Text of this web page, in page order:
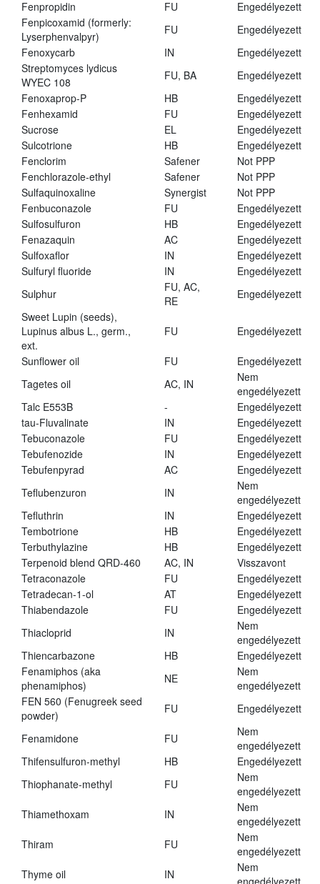
Fenpropidin
FU
Engedélyezett
Fenpicoxamid (formerly:
Lyserphenvalpyr)
FU
Engedélyezett
Fenoxycarb
IN
Engedélyezett
Streptomyces lydicus
WYEC 108
FU, BA
Engedélyezett
Fenoxaprop-P
HB
Engedélyezett
Fenhexamid
FU
Engedélyezett
Sucrose
EL
Engedélyezett
Sulcotrione
HB
Engedélyezett
Fenclorim
Safener
Not PPP
Fenchlorazole-ethyl
Safener
Not PPP
Sulfaquinoxaline
Synergist
Not PPP
Fenbuconazole
FU
Engedélyezett
Sulfosulfuron
HB
Engedélyezett
Fenazaquin
AC
Engedélyezett
Sulfoxaflor
IN
Engedélyezett
Sulfuryl fluoride
IN
Engedélyezett
Sulphur
FU, AC,
RE
Engedélyezett
Sweet Lupin (seeds),
Lupinus albus L., germ.,
ext.
FU Engedélyezett
Sunflower oil FU
Engedélyezett
Tagetes oil
AC, IN
Nem
engedélyezett
Talc E553B
-
Engedélyezett
tau-Fluvalinate
IN
Engedélyezett
Tebuconazole
FU
Engedélyezett
Tebufenozide
IN
Engedélyezett
Tebufenpyrad
AC
Engedélyezett
Teflubenzuron
IN
Nem
engedélyezett
Tefluthrin
IN
Engedélyezett
Tembotrione
HB
Engedélyezett
Terbuthylazine
HB
Engedélyezett
Terpenoid blend QRD-460
AC, IN
Visszavont
Tetraconazole
FU
Engedélyezett
Tetradecan-1-ol
AT
Engedélyezett
Thiabendazole
FU
Engedélyezett
Thiacloprid
IN
Nem
engedélyezett
Thiencarbazone
HB
Engedélyezett
Fenamiphos (aka
phenamiphos)
NE
Nem
engedélyezett
FEN 560 (Fenugreek seed
powder)
FU Engedélyezett
Fenamidone FU
Nem
engedélyezett
Thifensulfuron-methyl
HB
Engedélyezett
Thiophanate-methyl
FU
Nem
engedélyezett
Thiamethoxam
IN
Nem
engedélyezett
Thiram
FU
Nem
engedélyezett
Thyme oil
IN
Nem